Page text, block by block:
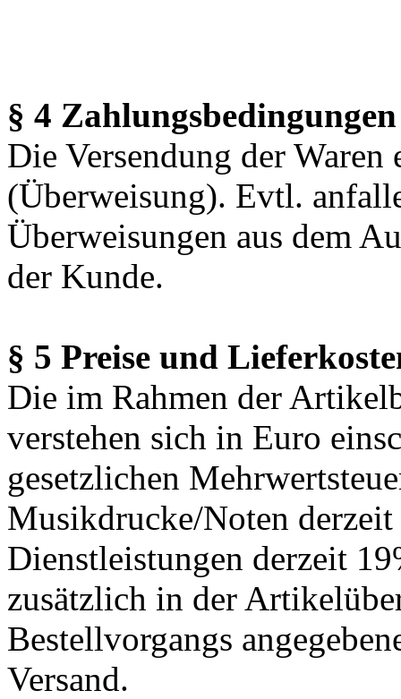
§ 4 Zahlungsbedingungen
Die Versendung der Waren
(Überweisung). Evtl.
Überweisungen aus dem
der Kunde.
§ 5 Preise und
Die im Rahmen der
verstehen sich in Euro
gesetzlichen
Musikdrucke/Noten
Dienstleistungen derzeit
zusätzlich in der
Bestellvorgangs
Versand.